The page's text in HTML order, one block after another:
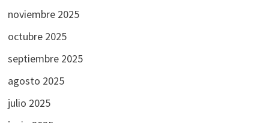
noviembre 2025
octubre 2025
septiembre 2025
agosto 2025
julio 2025